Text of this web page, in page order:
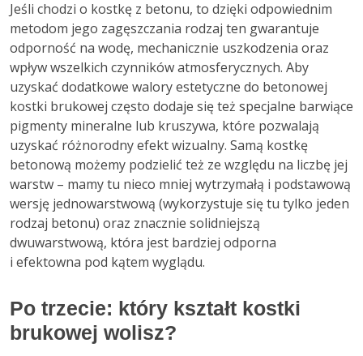
Jeśli chodzi o kostkę z betonu, to dzięki odpowiednim
metodom jego zagęszczania rodzaj ten gwarantuje
odporność na wodę, mechanicznie uszkodzenia oraz
wpływ wszelkich czynników atmosferycznych. Aby
uzyskać dodatkowe walory estetyczne do betonowej
kostki brukowej często dodaje się też specjalne barwiące
pigmenty mineralne lub kruszywa, które pozwalają
uzyskać różnorodny efekt wizualny. Samą kostkę
betonową możemy podzielić też ze względu na liczbę jej
warstw – mamy tu nieco mniej wytrzymałą i podstawową
wersję jednowarstwową (wykorzystuje się tu tylko jeden
rodzaj betonu) oraz znacznie solidniejszą
dwuwarstwową, która jest bardziej odporna
i efektowna pod kątem wyglądu.
Po trzecie: który kształt kostki
brukowej wolisz?